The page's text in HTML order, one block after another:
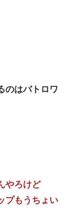
のはバトロワ
やろけど
プもうちょい